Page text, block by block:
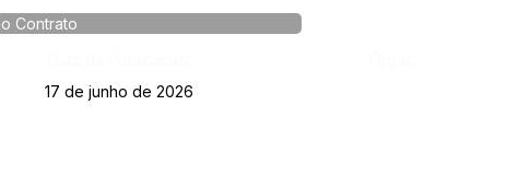
Contrato
17 de junho de 2026